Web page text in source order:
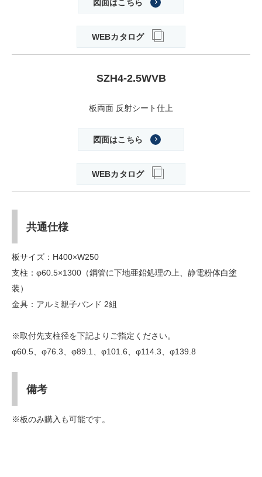
図面はこちら
WEBカタログ
SZH4-2.5WVB
板両面 反射シート仕上
図面はこちら
WEBカタログ
共通仕様
板サイズ：H400×W250
支柱：φ60.5×1300（鋼管に下地亜鉛処理の上、静電粉体白塗
装）
金具：アルミ親子バンド 2組
※取付先支柱径を下記よりご指定ください。
φ60.5、φ76.3、φ89.1、φ101.6、φ114.3、φ139.8
備考
※板のみ購入も可能です。